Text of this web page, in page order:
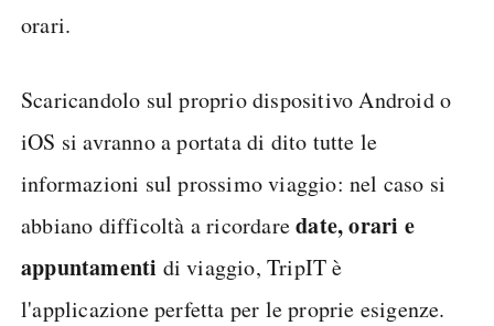
orari.
Scaricandolo sul proprio dispositivo Android o
iOS si avranno a portata di dito tutte le
informazioni sul prossimo viaggio: nel caso si
abbiano difficoltà a ricordaredate, orari e
appuntamenti di viaggio, TripIT è
l'applicazione perfetta per le proprie esigenze.